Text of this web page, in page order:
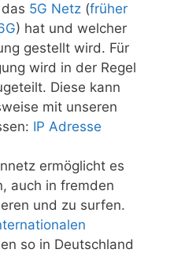
5G Netz (früher
) hat und welcher
gestellt wird. Für
wird in der Regel
Diese kann
mit unseren
IP Adresse
ermöglicht es
auch in fremden
und zu surfen.
so in Deutschland